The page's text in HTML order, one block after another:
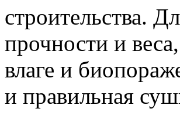
строительства.
прочности и
влаге и
и правильная